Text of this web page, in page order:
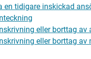
en tidigare inskickad
eller borttag av
eller borttag av